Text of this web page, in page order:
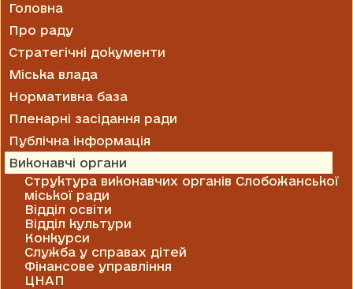
Головна
Про раду
Стратегічні документи
Міська влада
Нормативна база
Пленарні засідання ради
Публічна інформація
Виконавчі органи
Структура виконавчих органів Слобожанської
міської ради
Відділ освіти
Відділ культури
Конкурси
Служба у справах дітей
Фінансове управління
ЦНАП